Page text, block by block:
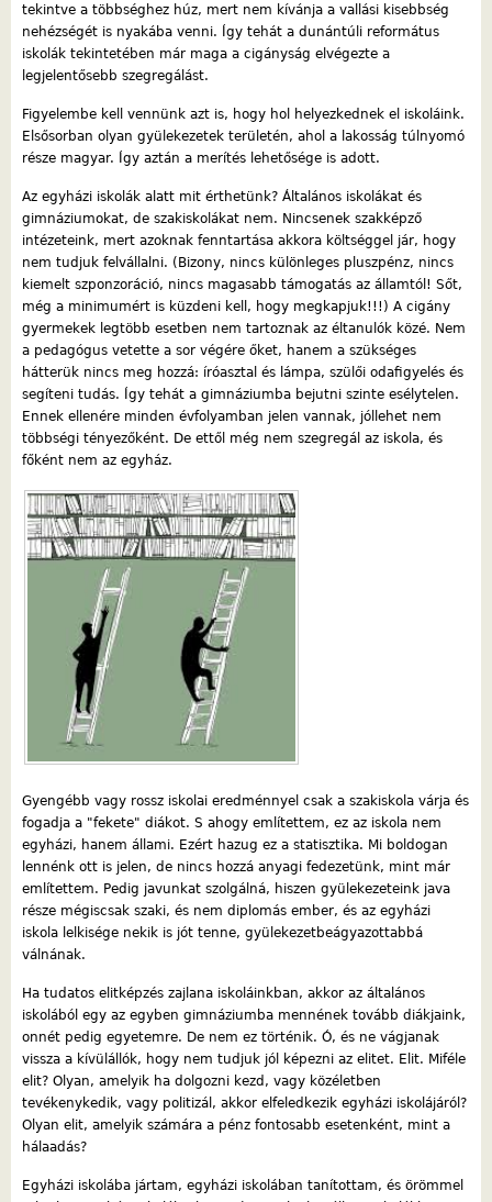
tekintve a többséghez húz, mert nem kívánja a vallási kisebbség
nehézségét is nyakába venni. Így tehát a dunántúli református
iskolák tekintetében már maga a cigányság elvégezte a
legjelentősebb szegregálást.
Figyelembe kell vennünk azt is, hogy hol helyezkednek el iskoláink.
Elsősorban olyan gyülekezetek területén, ahol a lakosság túlnyomó
része magyar. Így aztán a merítés lehetősége is adott.
Az egyházi iskolák alatt mit érthetünk? Általános iskolákat és
gimnáziumokat, de szakiskolákat nem. Nincsenek szakképző
intézeteink, mert azoknak fenntartása akkora költséggel jár, hogy
nem tudjuk felvállalni. (Bizony, nincs különleges pluszpénz, nincs
kiemelt szponzoráció, nincs magasabb támogatás az államtól! Sőt,
még a minimumért is küzdeni kell, hogy megkapjuk!!!) A cigány
gyermekek legtöbb esetben nem tartoznak az éltanulók közé. Nem
a pedagógus vetette a sor végére őket, hanem a szükséges
hátterük nincs meg hozzá: íróasztal és lámpa, szülői odafigyelés és
segíteni tudás. Így tehát a gimnáziumba bejutni szinte esélytelen.
Ennek ellenére minden évfolyamban jelen vannak, jóllehet nem
többségi tényezőként. De ettől még nem szegregál az iskola, és
főként nem az egyház.
Gyengébb vagy rossz iskolai eredménnyel csak a szakiskola várja és
fogadja a "fekete" diákot. S ahogy említettem, ez az iskola nem
egyházi, hanem állami. Ezért hazug ez a statisztika. Mi boldogan
lennénk ott is jelen, de nincs hozzá anyagi fedezetünk, mint már
említettem. Pedig javunkat szolgálná, hiszen gyülekezeteink java
része mégiscsak szaki, és nem diplomás ember, és az egyházi
iskola lelkisége nekik is jót tenne, gyülekezetbeágyazottabbá
válnának.
Ha tudatos elitképzés zajlana iskoláinkban, akkor az általános
iskolából egy az egyben gimnáziumba mennének tovább diákjaink,
onnét pedig egyetemre. De nem ez történik. Ó, és ne vágjanak
vissza a kívülállók, hogy nem tudjuk jól képezni az elitet. Elit. Miféle
elit? Olyan, amelyik ha dolgozni kezd, vagy közéletben
tevékenykedik, vagy politizál, akkor elfeledkezik egyházi iskolájáról?
Olyan elit, amelyik számára a pénz fontosabb esetenként, mint a
hálaadás?
Egyházi iskolába jártam, egyházi iskolában tanítottam, és örömmel